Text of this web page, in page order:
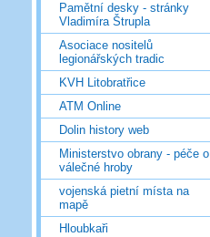
Pamětní desky - stránky
Vladimíra Štrupla
Asociace nositelů
legionářských tradic
KVH Litobratřice
ATM Online
Dolin history web
Ministerstvo obrany - péče o
válečné hroby
vojenská pietní místa na
mapě
Hloubkaři